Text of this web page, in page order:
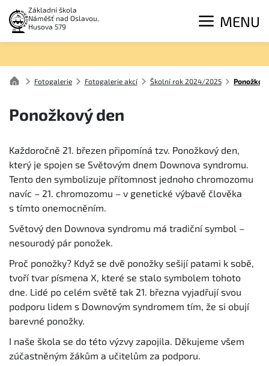
Základní škola
Náměšť nad Oslavou,
Husova 579
MENU
Fotogalerie Fotogalerie akcí Školní rok 2024/2025
Ponožkový den
Každoročně 21. březen připomíná tzv. Ponožkový den,
který je spojen se Světovým dnem Downova syndromu.
Tento den symbolizuje přítomnost jednoho chromozomu
navíc – 21. chromozomu – v genetické výbavě člověka
s tímto onemocněním.
Světový den Downova syndromu má tradiční symbol –
nesourodý pár ponožek.
Proč ponožky? Když se dvě ponožky sešijí patami k sobě,
tvoří tvar písmena X, které se stalo symbolem tohoto
dne. Lidé po celém světě tak 21. března vyjadřují svou
podporu lidem s Downovým syndromem tím, že si obují
barevné ponožky.
I naše škola se do této výzvy zapojila. Děkujeme všem
zúčastněným žákům a učitelům za podporu.